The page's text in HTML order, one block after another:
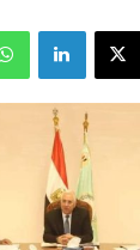
X لينكدإن